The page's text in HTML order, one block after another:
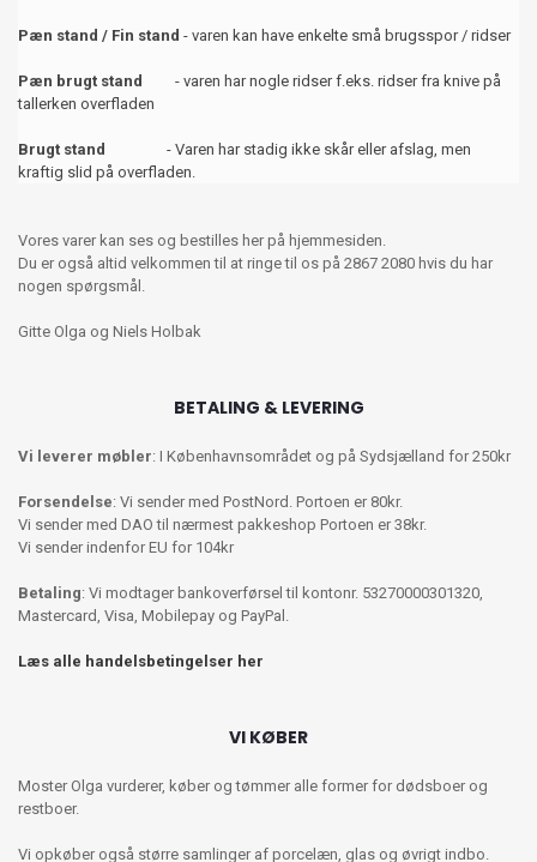
Pæn stand / Fin stand - varen kan have enkelte små brugsspor / ridser
Pæn brugt stand
- varen har nogle ridser f.eks. ridser fra knive på
tallerken overfladen
Brugt stand
- Varen har stadig ikke skår eller afslag, men
kraftig slid på overfladen.
Vores varer kan ses og bestilles her på hjemmesiden.
Du er også altid velkommen til at ringe til os på 2867 2080 hvis du har
nogen spørgsmål.
Gitte Olga og Niels Holbak
BETALING & LEVERING
Vi leverer møbler: I Københavnsområdet og på Sydsjælland for 250kr
Forsendelse: Vi sender med PostNord. Portoen er 80kr.
Vi sender med DAO til nærmest pakkeshop Portoen er 38kr.
Vi sender indenfor EU for 104kr
Betaling: Vi modtager bankoverførsel til kontonr. 53270000301320,
Mastercard, Visa, Mobilepay og PayPal.
Læs alle handelsbetingelser her
VI KØBER
Moster Olga vurderer, køber og tømmer alle former for dødsboer og
restboer.
Vi opkøber også større samlinger af porcelæn, glas og øvrigt indbo.